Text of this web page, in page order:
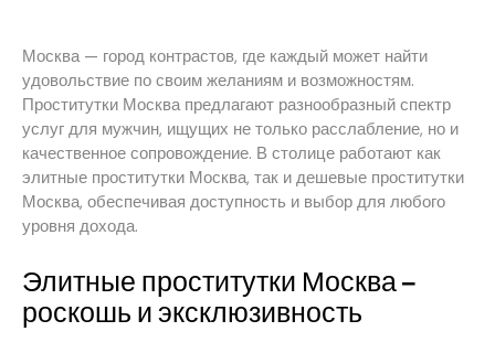
Москва — город контрастов, где каждый может найти
удовольствие по своим желаниям и возможностям.
Проститутки Москва предлагают разнообразный спектр
услуг для мужчин, ищущих не только расслабление, но и
качественное сопровождение. В столице работают как
элитные проститутки Москва, так и дешевые проститутки
Москва, обеспечивая доступность и выбор для любого
уровня дохода.
Элитные проститутки Москва –
роскошь и эксклюзивность